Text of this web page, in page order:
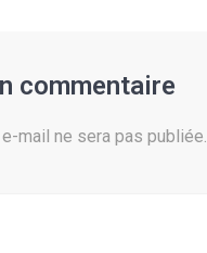
commentaire
mail ne sera pas publiée.